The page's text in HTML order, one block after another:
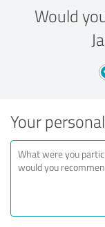
Would
Your